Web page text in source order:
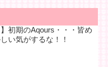
】初期のAqours・・・皆め
い気がするな！！